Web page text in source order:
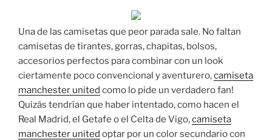
Una de las camisetas que peor parada sale. No faltan
camisetas de tirantes, gorras, chapitas, bolsos,
accesorios perfectos para combinar con un look
ciertamente poco convencional y aventurero,camiseta
manchester united como lo pide un verdadero fan!
Quizás tendrían que haber intentado, como hacen el
Real Madrid, el Getafe o el Celta de Vigo,camiseta
manchester united optar por un color secundario con